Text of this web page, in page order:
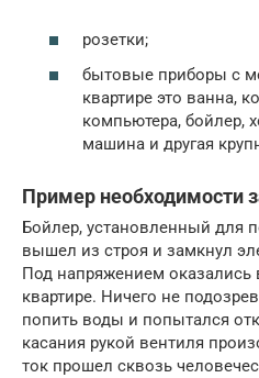
розетки;
бытовые приборы с
квартире это ванна,
компьютера, бойлер,
машина и другая
Пример необходимости
Бойлер, установленный для
вышел из строя и замкнул
Под напряжением оказались
квартире. Ничего не
попить воды и попытался
касания рукой вентиля
ток прошел сквозь